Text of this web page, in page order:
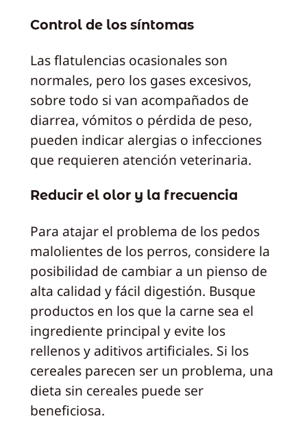
Control de los síntomas
Las flatulencias ocasionales son
normales, pero los gases excesivos,
sobre todo si van acompañados de
diarrea, vómitos o pérdida de peso,
pueden indicar alergias o infecciones
que requieren atención veterinaria.
Reducir el olor y la frecuencia
Para atajar el problema de los pedos
malolientes de los perros, considere la
posibilidad de cambiar a un pienso de
alta calidad y fácil digestión. Busque
productos en los que la carne sea el
ingrediente principal y evite los
rellenos y aditivos artificiales. Si los
cereales parecen ser un problema, una
dieta sin cereales puede ser
beneficiosa.